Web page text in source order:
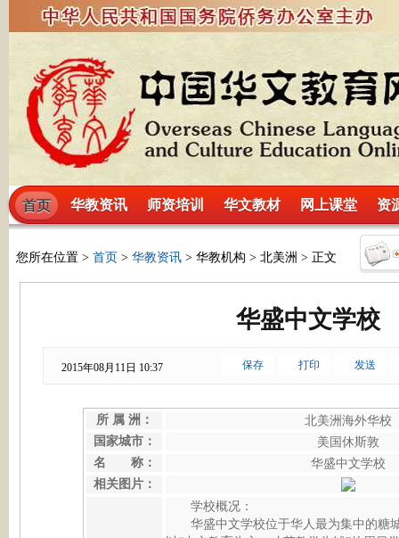
首页 华教资讯 师资培训 华文教材 网上课堂 资
您所在位置 > 首页 > 华教资讯 > 华教机构 > 北美洲 > 正文
华盛中文学校
2015年08月11日 10:37 保存 打印 发送
所 属 洲： 北美洲海外华校
国家城市： 美国休斯敦
名 称： 华盛中文学校
相关图片：
学校概况：
华盛中文学校位于华人最为集中的糖